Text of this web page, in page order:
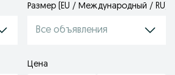
Размер (EU / Международный / RU)
Все объявления
Цена